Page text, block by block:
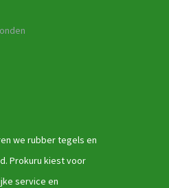
we rubber tegels en
Prokuru kiest voor
service en